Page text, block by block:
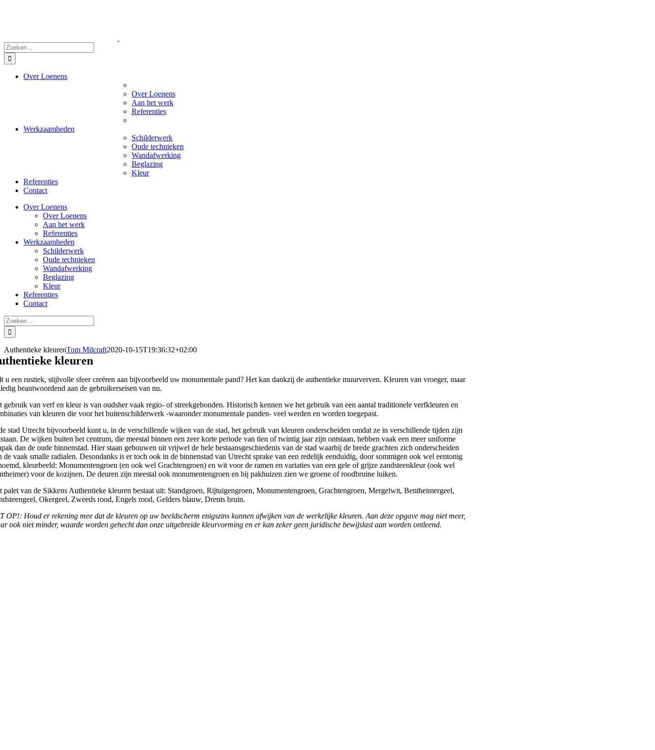
Zoeken
naar:
Over Loenens
Over Loenens
Aan het werk
Referenties
Werkzaamheden
Schilderwerk
Oude technieken
Wandafwerking
Beglazing
Kleur
Referenties
Contact
Over Loenens
Over Loenens
Aan het werk
Referenties
Werkzaamheden
Schilderwerk
Oude technieken
Wandafwerking
Beglazing
Kleur
Referenties
Contact
Zoeken
naar:
Authentieke kleurenTom Milcraft2020-10-15T19:36:32+02:00
kleuren
u een rustiek, stijlvolle sfeer creëren aan bijvoorbeeld uw monumentale pand? Het kan dankzij de authentieke muurverven. Kleuren van vroeger, maar
beantwoordend aan de gebruikerseisen van nu.
gebruik van verf en kleur is van oudsher vaak regio- of streekgebonden. Historisch kennen we het gebruik van een aantal traditionele verfkleuren en
van kleuren die voor het buitenschilderwerk -waaronder monumentale panden- veel werden en worden toegepast.
stad Utrecht bijvoorbeeld kunt u, in de verschillende wijken van de stad, het gebruik van kleuren onderscheiden omdat ze in verschillende tijden zijn
De wijken buiten het centrum, die meestal binnen een zeer korte periode van tien of twintig jaar zijn ontstaan, hebben vaak een meer uniforme
dan de oude binnenstad. Hier staan gebouwen uit vrijwel de hele bestaansgeschiedenis van de stad waarbij de brede grachten zich onderscheiden
de vaak smalle radialen. Desondanks is er toch ook in de binnenstad van Utrecht sprake van een redelijk eenduidig, door sommigen ook wel eentonig
kleurbeeld: Monumentengroen (en ook wel Grachtengroen) en wit voor de ramen en variaties van een gele of grijze zandsteenkleur (ook wel
voor de kozijnen. De deuren zijn meestal ook monumentengroen en bij pakhuizen zien we groene of roodbruine luiken.
palet van de Sikkens Authentieke kleuren bestaat uit: Standgroen, Rijtuigengroen, Monumentengroen, Grachtengroen, Mergelwit, Bentheimergeel,
Okergeel, Zweeds rood, Engels rood, Gelders blauw, Drents bruin.
OP!: Houd er rekening mee dat de kleuren op uw beeldscherm enigszins kunnen afwijken van de werkelijke kleuren. Aan deze opgave mag niet meer,
ook niet minder, waarde worden gehecht dan onze uitgebreide kleurvorming en er kan zeker geen juridische bewijslast aan worden ontleend.